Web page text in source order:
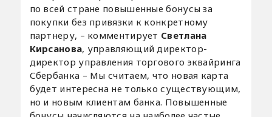
по всей стране повышенные бонусы за
покупки без привязки к конкретному
партнеру, – комментирует Светлана
Кирсанова, управляющий директор-
директор управления торгового эквайринга
Сбербанка – Мы считаем, что новая карта
будет интересна не только существующим,
но и новым клиентам банка. Повышенные